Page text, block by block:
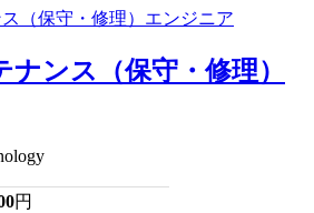
ンス（保守・修理）
円